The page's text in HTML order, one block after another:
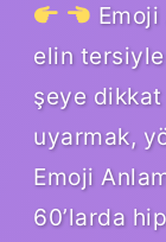
Emoji
elin
şeye dikkat
uyarmak,
Emoji
60’larda